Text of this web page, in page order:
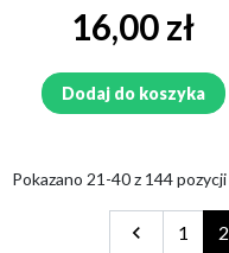
Cena
16,00 zł
Dodaj do koszyka
Pokazano 21-40 z 144 pozycji
Poprzedni
 1 2